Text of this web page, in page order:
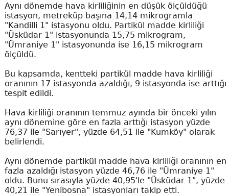
Aynı dönemde hava kirliliğinin en düşük ölçüldüğü
istasyon, metreküp başına 14,14 mikrogramla
"Kandilli 1" istasyonu oldu. Partikül madde kirliliği
"Üsküdar 1" istasyonunda 15,75 mikrogram,
"Ümraniye 1" istasyonunda ise 16,15 mikrogram
ölçüldü.
Bu kapsamda, kentteki partikül madde hava kirliliği
oranının 17 istasyonda azaldığı, 9 istasyonda ise arttığı
tespit edildi.
Hava kirliliği oranının temmuz ayında bir önceki yılın
aynı dönemine göre en fazla arttığı istasyon yüzde
76,37 ile "Sarıyer", yüzde 64,51 ile "Kumköy" olarak
belirlendi.
Aynı dönemde partikül madde hava kirliliği oranının en
fazla azaldığı istasyon yüzde 46,76 ile "Ümraniye 1"
oldu. Bunu sırasıyla yüzde 40,95'le "Üsküdar 1", yüzde
40,21 ile "Yenibosna" istasyonları takip etti.